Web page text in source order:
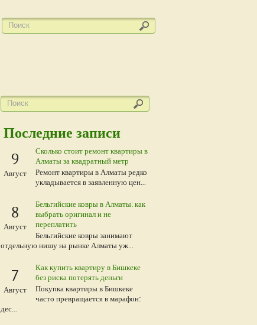
Последние записи
9
Август
Сколько стоит ремонт квартиры в
Алматы за квадратный метр
Ремонт квартиры в Алматы редко
укладывается в заявленную цен...
8
Август
Бельгийские ковры в Алматы: как
выбрать оригинал и не
переплатить
Бельгийские ковры занимают
отдельную нишу на рынке Алматы уж...
7
Август
Как купить квартиру в Бишкеке
без риска потерять деньги
Покупка квартиры в Бишкеке
часто превращается в марафон:
дес...